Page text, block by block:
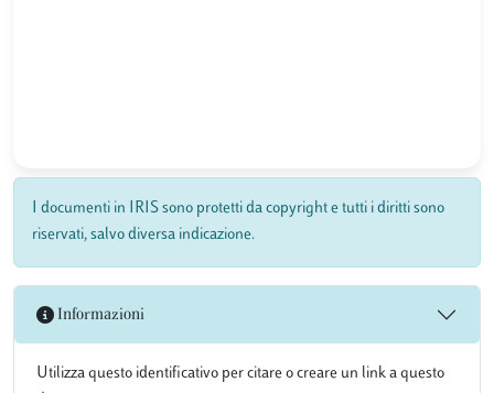
I documenti in IRIS sono protetti da copyright e tutti i diritti sono
riservati, salvo diversa indicazione.
Informazioni
Utilizza questo identificativo per citare o creare un link a questo